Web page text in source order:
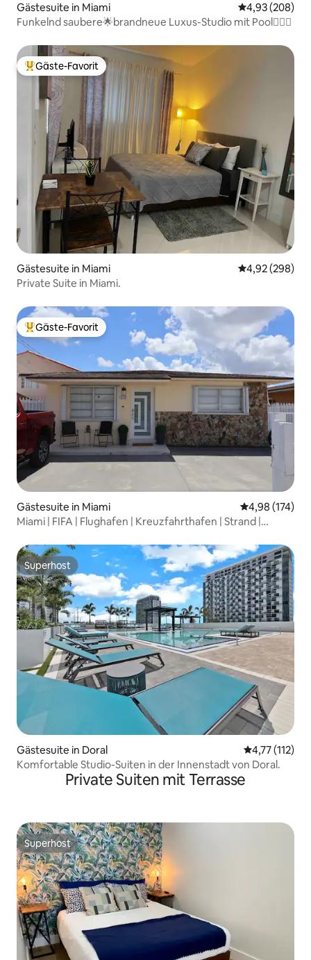
Gästesuite in Miami
4,93 (208)
Funkelnd saubere🌟brandneue Luxus-Studio mit Pool🏊🏼‍♂️
Beliebter Gäste-Favorit.
Gäste-Favorit
Gästesuite in Miami
4,92 (298)
Private Suite in Miami.
Beliebter Gäste-Favorit.
Gäste-Favorit
Gästesuite in Miami
4,98 (174)
Miami | FIFA | Flughafen | Kreuzfahrthafen | Strand |
Superhost
Superhost
Gästesuite in Doral
4,77 (112)
Komfortable Studio-Suiten in der Innenstadt von Doral.
Private Suiten mit Terrasse
Superhost
Superhost